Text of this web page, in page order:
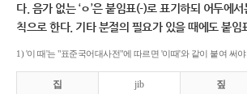
다. 음가 없는 ‘ㅇ’은 붙임표(-)로 표기하되 어두에
칙으로 한다. 기타 분절의 필요가 있을 때에도 붙임
1) '이 때'는 "표준국어대사전"에 따르면 '이때'와 같이 붙여 써야
집 jib 짚